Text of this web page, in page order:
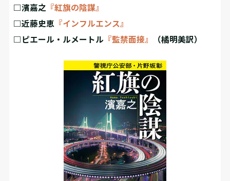
□濱嘉之 『紅旗の陰謀』
□近藤史恵 『インフルエンス』
□ピエール・ルメートル 『監禁面接』 （橘明美訳）